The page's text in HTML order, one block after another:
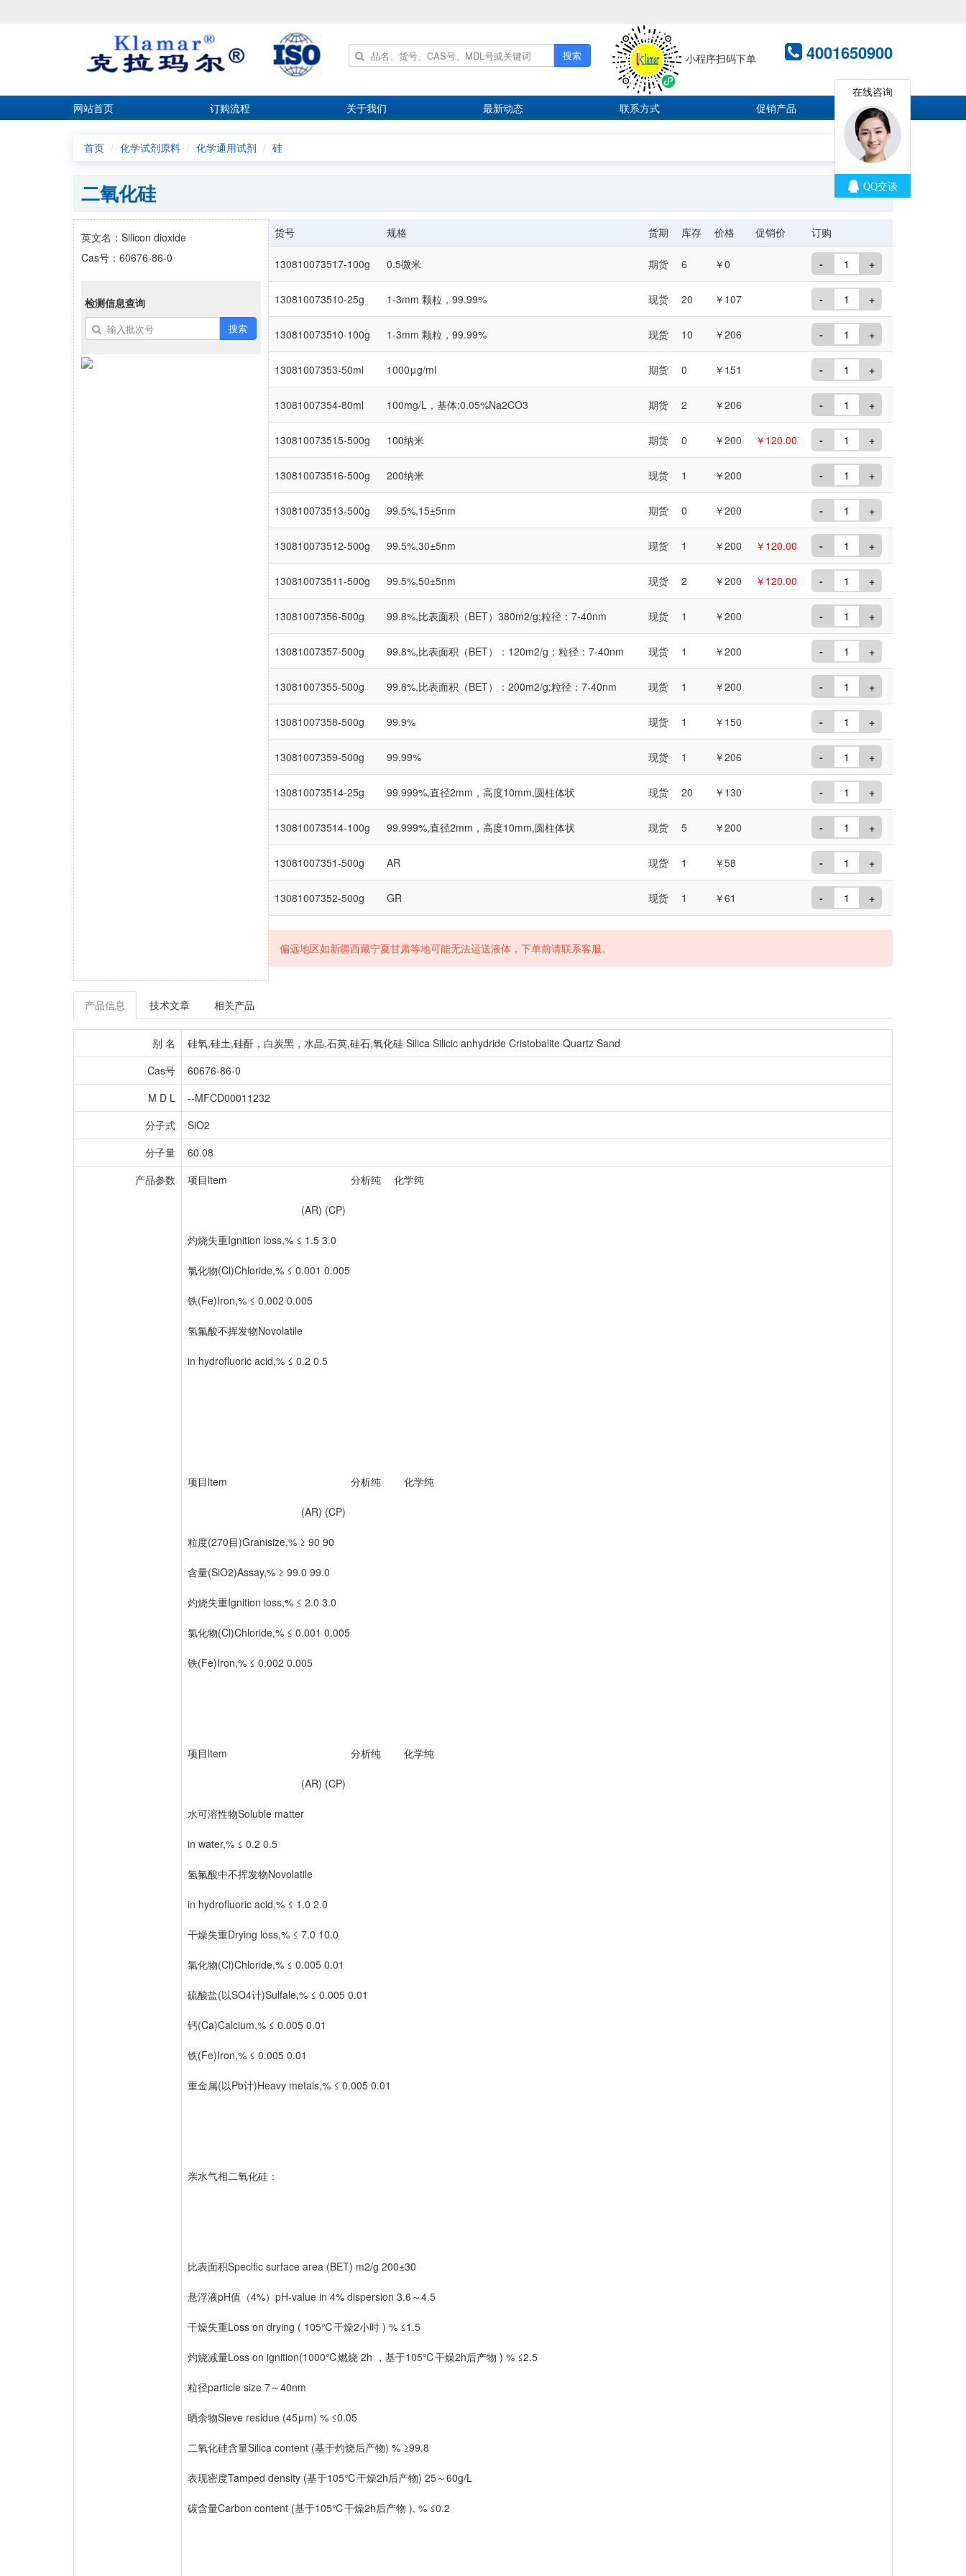
搜索 小程序扫码下单 4001650900
网站首页 订购流程 关于我们 最新动态 联系方式 促销产品
首页 化学试剂原料 化学通用试剂 硅
二氧化硅
英文名：Silicon dioxide
Cas号：60676-86-0
检测信息查询
搜索
货号 规格 货期 库存 价格 促销价 订购
130810073517-100g 0.5微米 期货 6 ￥0 - +
130810073510-25g 1-3mm 颗粒，99.99% 现货 20 ￥107 - +
130810073510-100g 1-3mm 颗粒，99.99% 现货 10 ￥206 - +
13081007353-50ml 1000μg/ml 期货 0 ￥151 - +
13081007354-80ml 100mg/L，基体:0.05%Na2CO3 期货 2 ￥206 - +
130810073515-500g 100纳米 期货 0 ￥200 ￥120.00 - +
130810073516-500g 200纳米 现货 1 ￥200 - +
130810073513-500g 99.5%,15±5nm 期货 0 ￥200 - +
130810073512-500g 99.5%,30±5nm 现货 1 ￥200 ￥120.00 - +
130810073511-500g 99.5%,50±5nm 现货 2 ￥200 ￥120.00 - +
13081007356-500g 99.8%,比表面积（BET）380m2/g;粒径：7-40nm 现货 1 ￥200 - +
13081007357-500g 99.8%,比表面积（BET）：120m2/g；粒径：7-40nm 现货 1 ￥200 - +
13081007355-500g 99.8%,比表面积（BET）：200m2/g;粒径：7-40nm 现货 1 ￥200 - +
13081007358-500g 99.9% 现货 1 ￥150 - +
13081007359-500g 99.99% 现货 1 ￥206 - +
130810073514-25g 99.999%,直径2mm，高度10mm,圆柱体状 现货 20 ￥130 - +
130810073514-100g 99.999%,直径2mm，高度10mm,圆柱体状 现货 5 ￥200 - +
13081007351-500g AR 现货 1 ￥58 - +
13081007352-500g GR 现货 1 ￥61 - +
偏远地区如新疆西藏宁夏甘肃等地可能无法运送液体，下单前请联系客服。
产品信息 技术文章 相关产品
别 名
硅氧,硅土,硅酐，白炭黑，水晶,石英,硅石,氧化硅 Silica Silicic anhydride Cristobalite Quartz Sand
Cas号
60676-86-0
M D L
--MFCD00011232
分子式
SiO2
分子量
60.08
产品参数
项目ltem 分析纯 化学纯
(AR) (CP)
灼烧失重Ignition loss,% ≤ 1.5 3.0
氯化物(Cl)Chloride,% ≤ 0.001 0.005
铁(Fe)Iron,% ≤ 0.002 0.005
氢氟酸不挥发物Novolatile
in hydrofluoric acid,% ≤ 0.2 0.5
项目ltem 分析纯 化学纯
(AR) (CP)
粒度(270目)Granisize,% ≥ 90 90
含量(SiO2)Assay,% ≥ 99.0 99.0
灼烧失重Ignition loss,% ≤ 2.0 3.0
氯化物(Cl)Chloride,% ≤ 0.001 0.005
铁(Fe)Iron,% ≤ 0.002 0.005
项目ltem 分析纯 化学纯
(AR) (CP)
水可溶性物Soluble matter
in water,% ≤ 0.2 0.5
氢氟酸中不挥发物Novolatile
in hydrofluoric acid,% ≤ 1.0 2.0
干燥失重Drying loss,% ≤ 7.0 10.0
氯化物(Cl)Chloride,% ≤ 0.005 0.01
硫酸盐(以SO4计)Sulfale,% ≤ 0.005 0.01
钙(Ca)Calcium,% ≤ 0.005 0.01
铁(Fe)Iron,% ≤ 0.005 0.01
重金属(以Pb计)Heavy metals,% ≤ 0.005 0.01
亲水气相二氧化硅：
比表面积Specific surface area (BET) m2/g 200±30
悬浮液pH值（4%）pH-value in 4% dispersion 3.6～4.5
干燥失重Loss on drying ( 105℃干燥2小时 ) % ≤1.5
灼烧减量Loss on ignition(1000℃燃烧 2h ，基于105℃干燥2h后产物 ) % ≤2.5
粒径particle size 7～40nm
晒余物Sieve residue (45μm) % ≤0.05
二氧化硅含量Silica content (基于灼烧后产物) % ≥99.8
表现密度Tamped density (基于105℃干燥2h后产物) 25～60g/L
碳含量Carbon content (基于105℃干燥2h后产物 ), % ≤0.2